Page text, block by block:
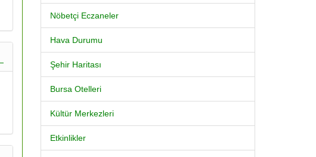
Nöbetçi Eczaneler
Hava Durumu
Şehir Haritası
Bursa Otelleri
Kültür Merkezleri
Etkinlikler